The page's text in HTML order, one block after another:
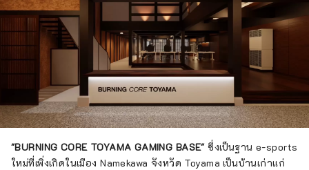
"BURNING CORE TOYAMA GAMING BASE"ซึ่งเป็นฐาน e-sports
ใหม่ที่เพิ่งเกิดในเมือง Namekawa จังหวัด Toyama เป็นบ้านเก่าแก่